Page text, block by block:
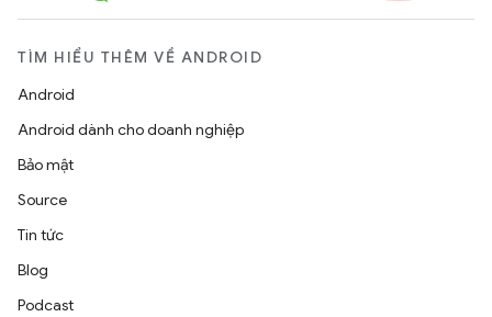
TÌM HIỂU THÊM VỀ ANDROID
Android
Android dành cho doanh nghiệp
Bảo mật
Source
Tin tức
Blog
Podcast